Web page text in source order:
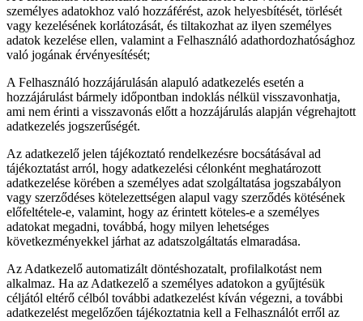
személyes adatokhoz való hozzáférést, azok helyesbítését, törlését
vagy kezelésének korlátozását, és tiltakozhat az ilyen személyes
adatok kezelése ellen, valamint a Felhasználó adathordozhatósághoz
való jogának érvényesítését;
A Felhasználó hozzájárulásán alapuló adatkezelés esetén a
hozzájárulást bármely időpontban indoklás nélkül visszavonhatja,
ami nem érinti a visszavonás előtt a hozzájárulás alapján végrehajtott
adatkezelés jogszerűségét.
Az adatkezelő jelen tájékoztató rendelkezésre bocsátásával ad
tájékoztatást arról, hogy adatkezelési célonként meghatározott
adatkezelése körében a személyes adat szolgáltatása jogszabályon
vagy szerződéses kötelezettségen alapul vagy szerződés kötésének
előfeltétele-e, valamint, hogy az érintett köteles-e a személyes
adatokat megadni, továbbá, hogy milyen lehetséges
következményekkel járhat az adatszolgáltatás elmaradása.
Az Adatkezelő automatizált döntéshozatalt, profilalkotást nem
alkalmaz. Ha az Adatkezelő a személyes adatokon a gyűjtésük
céljától eltérő célból további adatkezelést kíván végezni, a további
adatkezelést megelőzően tájékoztatnia kell a Felhasználót erről az